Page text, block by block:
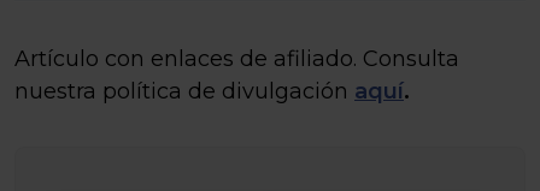
Artículo con enlaces de afiliado. Consulta
nuestra política de divulgación aquí.